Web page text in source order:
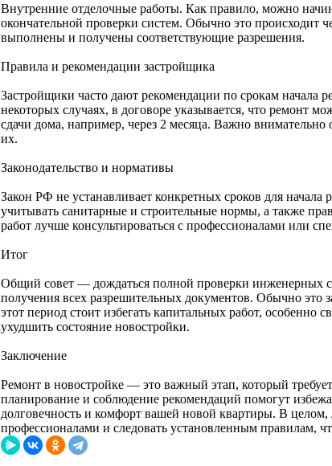
Внутренние отделочные работы. Как правило, можно
окончательной проверки систем. Обычно это происходит
выполнены и получены соответствующие разрешения.
Правила и рекомендации застройщика
Застройщики часто дают рекомендации по срокам начала
некоторых случаях, в договоре указывается, что ремонт
сдачи дома, например, через 2 месяца. Важно
их.
Законодательство и нормативы
Закон РФ не устанавливает конкретных сроков для начала
учитывать санитарные и строительные нормы, а также
работ лучше консультироваться с профессионалами или
Итог
Общий совет — дождаться полной проверки инженерных
получения всех разрешительных документов. Обычно это
этот период стоит избегать капитальных работ, особенно
ухудшить состояние новостройки.
Заключение
Ремонт в новостройке — это важный этап, который
планирование и соблюдение рекомендаций помогут
долговечность и комфорт вашей новой квартиры. В целом,
профессионалами и следовать установленным правилам,